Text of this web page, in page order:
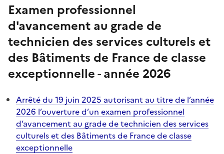
Examen professionnel
d'avancement au grade de
technicien des services culturels et
des Bâtiments de France de classe
exceptionnelle - année 2026
Arrêté du 19 juin 2025 autorisant au titre de l’année
2026 l’ouverture d’un examen professionnel
d’avancement au grade de technicien des services
culturels et des Bâtiments de France de classe
exceptionnelle